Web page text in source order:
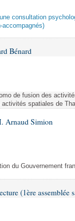
consultation
accompagnés)
Bénard
de fusion des
spatiales de
Arnaud Simion
du Gouvernement
(1ère assemblée